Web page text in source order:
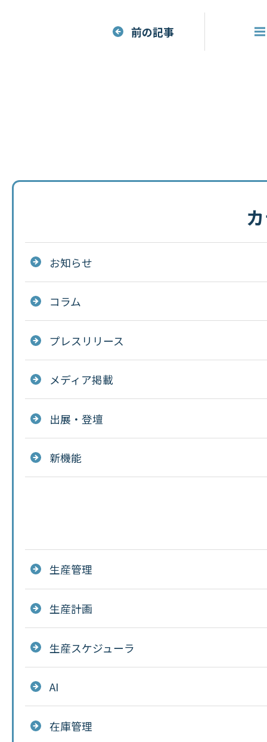
前の記事
お知らせ
コラム
プレスリリース
メディア掲載
出展・登壇
新機能
生産管理
生産計画
生産スケジューラ
AI
在庫管理